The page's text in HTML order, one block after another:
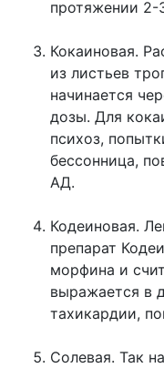
протяжении 2-
Кокаиновая.
из листьев
начинается
дозы. Для
психоз,
бессонница,
АД.
Кодеиновая.
препарат
морфина и
выражается в
тахикардии,
Солевая. Так